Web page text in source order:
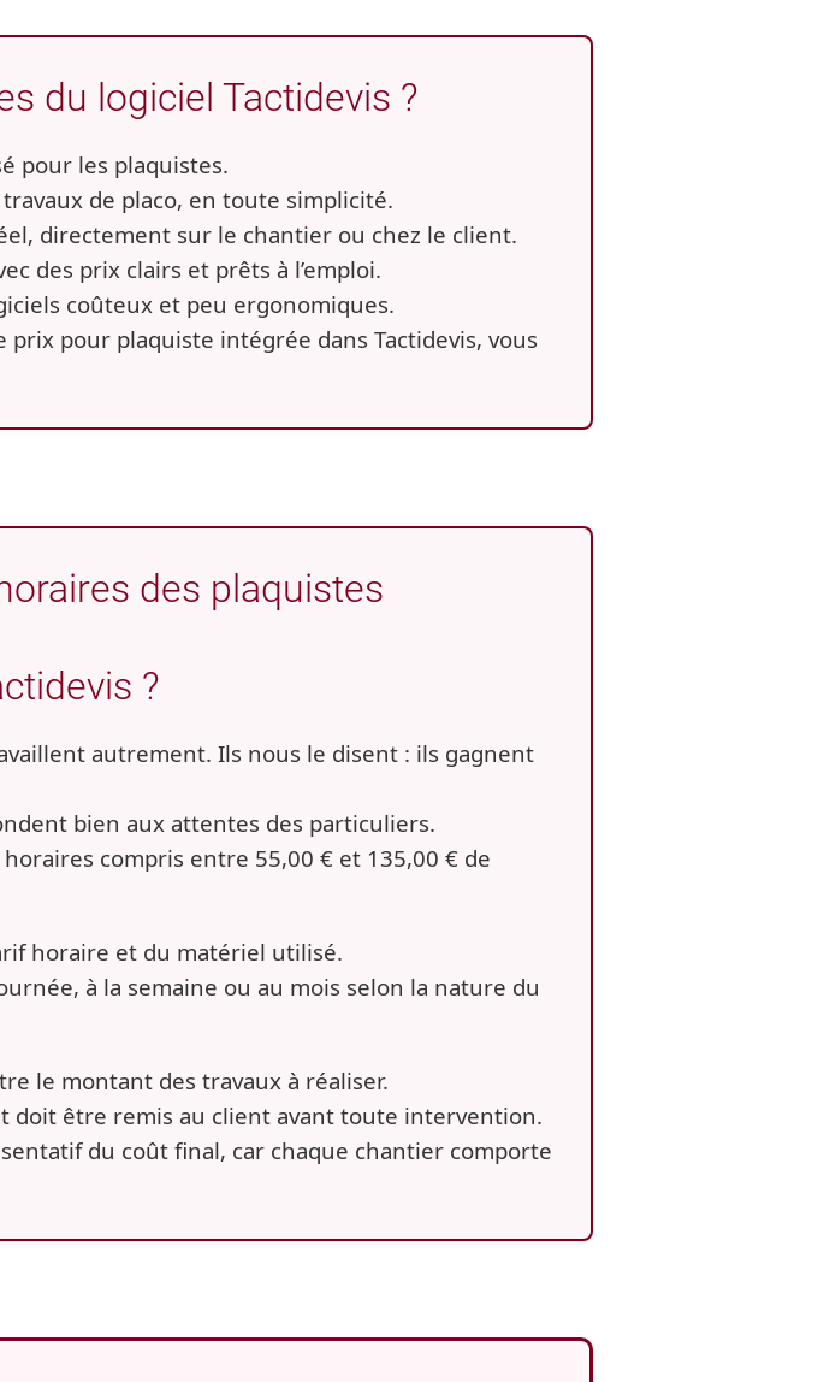
du logiciel Tactidevis ?
pour les plaquistes.
de placo, en toute simplicité.
directement sur le chantier ou chez le client.
des prix clairs et prêts à l’emploi.
coûteux et peu ergonomiques.
prix pour plaquiste intégrée dans Tactidevis, vous
des plaquistes
?
autrement. Ils nous le disent : ils gagnent
bien aux attentes des particuliers.
compris entre 55,00 € et 135,00 € de
horaire et du matériel utilisé.
à la semaine ou au mois selon la nature du
le montant des travaux à réaliser.
doit être remis au client avant toute intervention.
du coût final, car chaque chantier comporte